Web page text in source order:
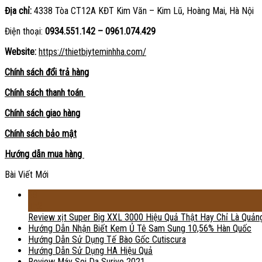
Địa chỉ: 4338 Tòa CT12A KĐT Kim Văn – Kim Lũ, Hoàng Mai, Hà Nội
Điện thoại: 0934.551.142 – 0961.074.429
Website: https://thietbiyteminhha.com/
Chính sách đổi trả hàng
Chính sách thanh toán
Chính sách giao hàng
Chính sách bảo mật
Hướng dẫn mua hàng
Bài Viết Mới
Review xịt Super Big XXL 3000 Hiệu Quả Thật Hay Chỉ Là
Hướng Dẫn Nhận Biết Kem Ủ Tê Sam Sung 10,56% Hàn Quốc
Hướng Dẫn Sử Dụng Tế Bào Gốc Cutiscura
Hướng Dẫn Sử Dụng HA Hiệu Quả